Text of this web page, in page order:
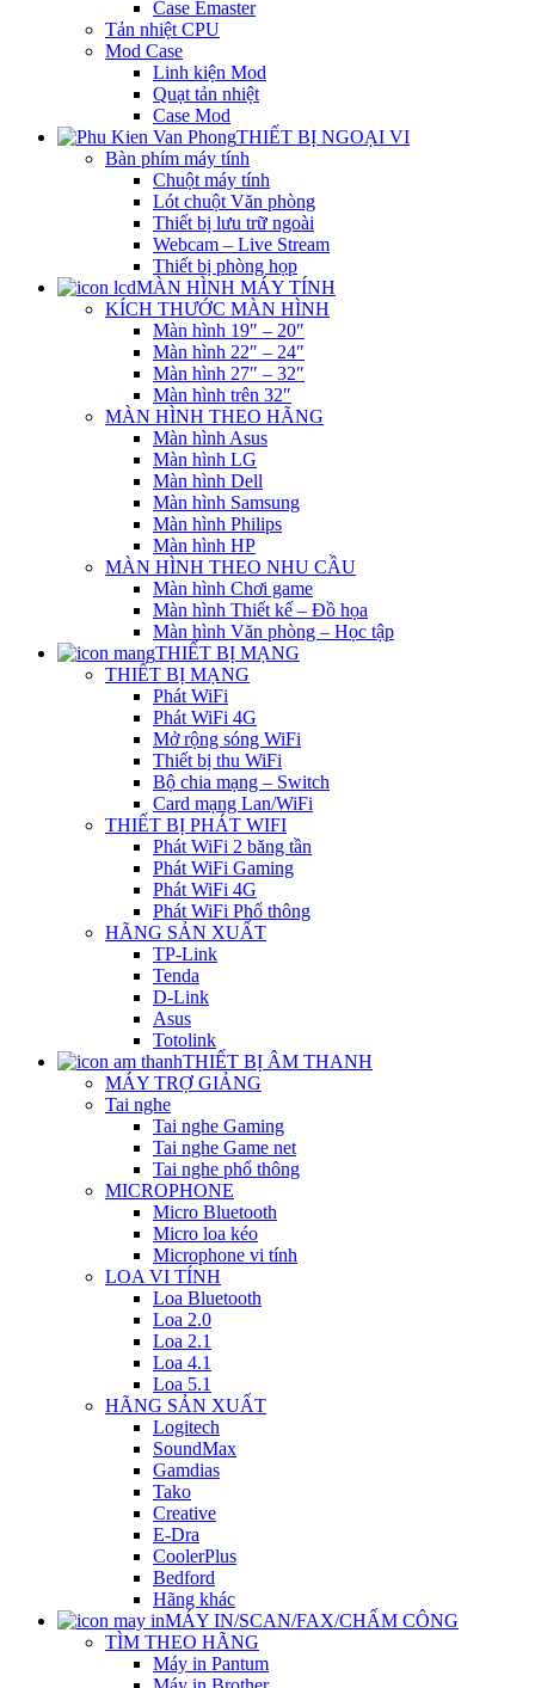
Case Emaster
Tản nhiệt CPU
Mod Case
Linh kiện Mod
Quạt tản nhiệt
Case Mod
THIẾT BỊ NGOẠI VI
Bàn phím máy tính
Chuột máy tính
Lót chuột Văn phòng
Thiết bị lưu trữ ngoài
Webcam – Live Stream
Thiết bị phòng họp
MÀN HÌNH MÁY TÍNH
KÍCH THƯỚC MÀN HÌNH
Màn hình 19″ – 20″
Màn hình 22″ – 24″
Màn hình 27″ – 32″
Màn hình trên 32″
MÀN HÌNH THEO HÃNG
Màn hình Asus
Màn hình LG
Màn hình Dell
Màn hình Samsung
Màn hình Philips
Màn hình HP
MÀN HÌNH THEO NHU CẦU
Màn hình Chơi game
Màn hình Thiết kế – Đồ họa
Màn hình Văn phòng – Học tập
THIẾT BỊ MẠNG
THIẾT BỊ MẠNG
Phát WiFi
Phát WiFi 4G
Mở rộng sóng WiFi
Thiết bị thu WiFi
Bộ chia mạng – Switch
Card mạng Lan/WiFi
THIẾT BỊ PHÁT WIFI
Phát WiFi 2 băng tần
Phát WiFi Gaming
Phát WiFi 4G
Phát WiFi Phổ thông
HÃNG SẢN XUẤT
TP-Link
Tenda
D-Link
Asus
Totolink
THIẾT BỊ ÂM THANH
MÁY TRỢ GIẢNG
Tai nghe
Tai nghe Gaming
Tai nghe Game net
Tai nghe phổ thông
MICROPHONE
Micro Bluetooth
Micro loa kéo
Microphone vi tính
LOA VI TÍNH
Loa Bluetooth
Loa 2.0
Loa 2.1
Loa 4.1
Loa 5.1
HÃNG SẢN XUẤT
Logitech
SoundMax
Gamdias
Tako
Creative
E-Dra
CoolerPlus
Bedford
Hãng khác
MÁY IN/SCAN/FAX/CHẤM CÔNG
TÌM THEO HÃNG
Máy in Pantum